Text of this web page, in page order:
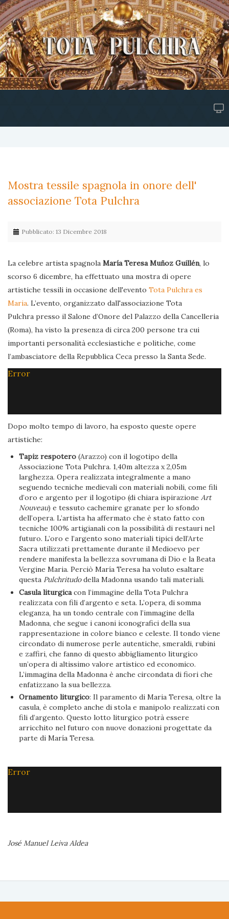
Mostra tessile spagnola in onore dell'
associazione Tota Pulchra
Pubblicato: 13 Dicembre 2018
La celebre artista spagnola María Teresa Muñoz Guillén, lo
scorso 6 dicembre, ha effettuato una mostra di opere
artistiche tessili in occasione dell'evento Tota Pulchra es
Maria. L’evento, organizzato dall'associazione Tota
Pulchra presso il Salone d’Onore del Palazzo della Cancelleria
(Roma), ha visto la presenza di circa 200 persone tra cui
importanti personalità ecclesiastiche e politiche, come
l’ambasciatore della Repubblica Ceca presso la Santa Sede.
Error
Dopo molto tempo di lavoro, ha esposto queste opere
artistiche:
Tapiz respotero (Arazzo) con il logotipo della
Associazione Tota Pulchra. 1,40m altezza x 2,05m
larghezza. Opera realizzata integralmente a mano
seguendo tecniche medievali con materiali nobili, come fili
d’oro e argento per il logotipo (di chiara ispirazioneArt
Nouveau) e tessuto cachemire granate per lo sfondo
dell’opera. L’artista ha affermato che è stato fatto con
tecniche 100% artigianali con la possibilità di restauri nel
futuro. L’oro e l’argento sono materiali tipici dell’Arte
Sacra utilizzati prettamente durante il Medioevo per
rendere manifesta la bellezza sovrumana di Dio e la Beata
Vergine Maria. Perciò María Teresa ha voluto esaltare
questa Pulchritudodella Madonna usando tali materiali.
Casula liturgicacon l’immagine della Tota Pulchra
realizzata con fili d’argento e seta. L’opera, di somma
eleganza, ha un tondo centrale con l’immagine della
Madonna, che segue i canoni iconografici della sua
rappresentazione in colore bianco e celeste. Il tondo viene
circondato di numerose perle autentiche, smeraldi, rubini
e zaffiri, che fanno di questo abbigliamento liturgico
un’opera di altissimo valore artistico ed economico.
L’immagina della Madonna è anche circondata di fiori che
enfatizzano la sua bellezza.
Ornamento liturgico: Il paramento di Maria Teresa, oltre la
casula, è completo anche di stola e manipolo realizzati con
fili d’argento. Questo lotto liturgico potrà essere
arricchito nel futuro con nuove donazioni progettate da
parte di María Teresa.
Error
José Manuel Leiva Aldea